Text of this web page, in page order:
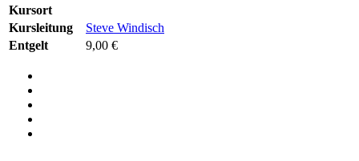
Kursort
Kursleitung
Steve Windisch
Entgelt
9,00 €